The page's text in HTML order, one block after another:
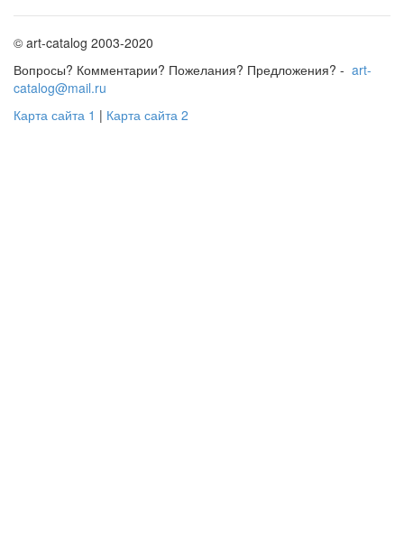
© art-catalog 2003-2020
Вопросы? Комментарии? Пожелания? Предложения? - art-
catalog@mail.ru
Карта сайта 1 | Карта сайта 2